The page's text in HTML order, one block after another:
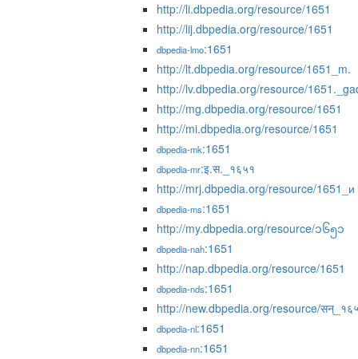
http://li.dbpedia.org/resource/1651
http://lij.dbpedia.org/resource/1651
dbpedia-lmo:1651
http://lt.dbpedia.org/resource/1651_m.
http://lv.dbpedia.org/resource/
http://mg.dbpedia.org/resource/1651
http://mi.dbpedia.org/resource/1651
dbpedia-mk:1651
dbpedia-mr:इ.स._१६५१
http://mrj.dbpedia.org/resource/1651_и
dbpedia-ms:1651
http://my.dbpedia.org/resource/၁၆၅၁
dbpedia-nah:1651
http://nap.dbpedia.org/resource/1651
dbpedia-nds:1651
http://new.dbpedia.org/resource/
dbpedia-nl:1651
dbpedia-nn:1651